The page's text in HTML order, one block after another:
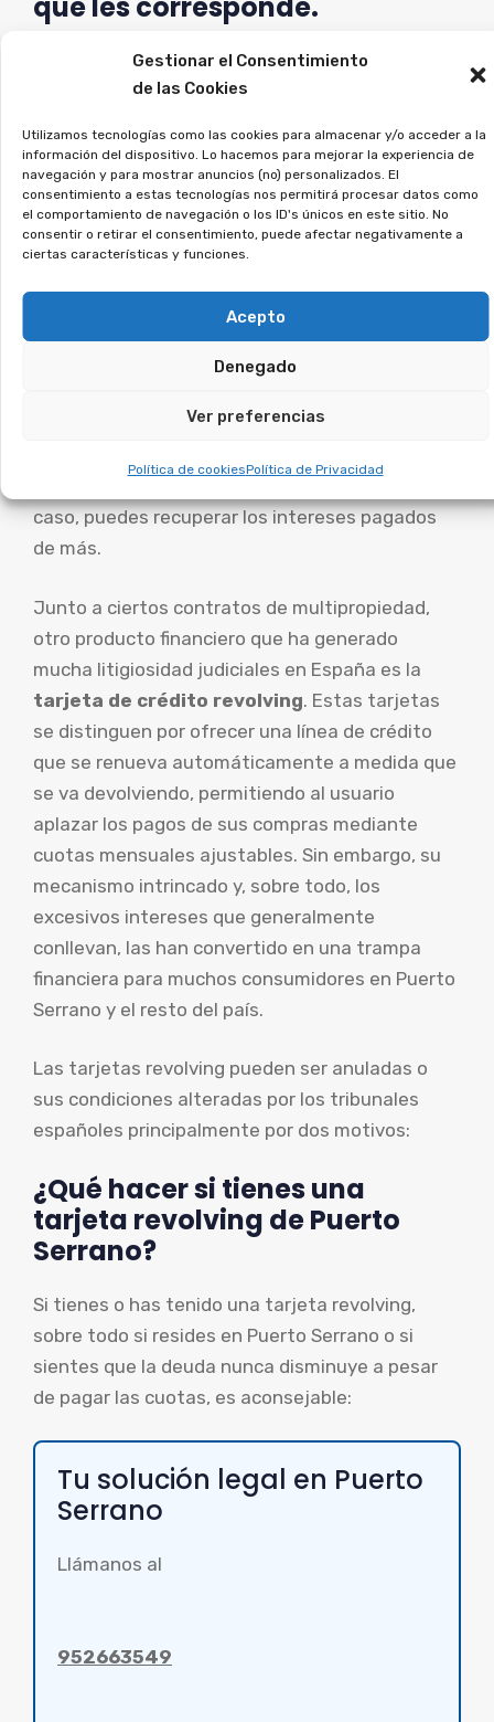
Gestionar el Consentimiento
de las Cookies
Utilizamos tecnologías como las cookies para almacenar y/o acceder a la
información del dispositivo. Lo hacemos para mejorar la experiencia de
navegación y para mostrar anuncios (no) personalizados. El
consentimiento a estas tecnologías nos permitirá procesar datos como
el comportamiento de navegación o los ID's únicos en este sitio. No
consentir o retirar el consentimiento, puede afectar negativamente a
ciertas características y funciones.
Acepto
Denegado
Ver preferencias
Política de cookiesPolítica de Privacidad
Si crees que puedes estar afectado, únete a la
asociación, y lo estudiaremos en detalle.
¿Has tenido una tarjeta
revolving? Puedes
recuperar los intereses
abusivos.
Las tarjetas con pago aplazado aplican
intereses muy elevados y provocan que la deuda
bancos no explicaron bien el funcionamiento, lo
caso, puedes recuperar los intereses pagados
de más.
Junto a ciertos contratos de multipropiedad,
otro producto financiero que ha generado
mucha litigiosidad judiciales en España es la
tarjeta de crédito revolving. Estas tarjetas
se distinguen por ofrecer una línea de crédito
que se renueva automáticamente a medida que
se va devolviendo, permitiendo al usuario
aplazar los pagos de sus compras mediante
cuotas mensuales ajustables. Sin embargo, su
mecanismo intrincado y, sobre todo, los
excesivos intereses que generalmente
conllevan, las han convertido en una trampa
financiera para muchos consumidores en Puerto
Serrano y el resto del país.
Las tarjetas revolving pueden ser anuladas o
sus condiciones alteradas por los tribunales
españoles principalmente por dos motivos:
¿Qué hacer si tienes una
tarjeta revolving de Puerto
Serrano?
Si tienes o has tenido una tarjeta revolving,
sobre todo si resides en Puerto Serrano o si
sientes que la deuda nunca disminuye a pesar
de pagar las cuotas, es aconsejable:
Tu solución legal en Puerto
Serrano
Llámanos al
952663549